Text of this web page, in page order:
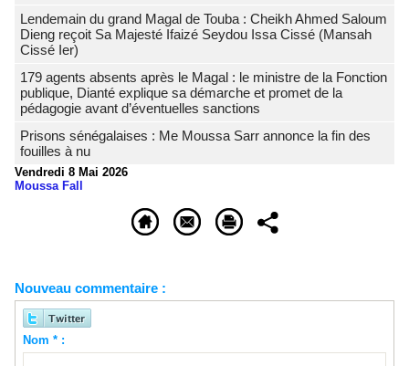
Lendemain du grand Magal de Touba : Cheikh Ahmed Saloum
Dieng reçoit Sa Majesté Ifaizé Seydou Issa Cissé (Mansah
Cissé Ier)
179 agents absents après le Magal : le ministre de la Fonction
publique, Dianté explique sa démarche et promet de la
pédagogie avant d’éventuelles sanctions
Prisons sénégalaises : Me Moussa Sarr annonce la fin des
fouilles à nu
Vendredi 8 Mai 2026
Moussa Fall
Nouveau commentaire :
Nom * :